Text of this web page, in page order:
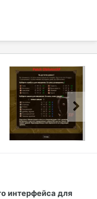
интерфейса для